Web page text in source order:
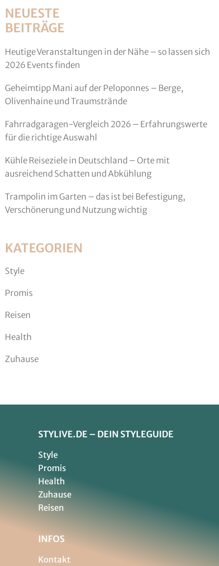
NEUESTE
BEITRÄGE
Heutige Veranstaltungen in der Nähe – so lassen sich
2026 Events finden
Geheimtipp Mani auf der Peloponnes – Berge,
Olivenhaine und Traumstrände
Fahrradgaragen-Vergleich 2026 – Erfahrungswerte
für die richtige Auswahl
Kühle Reiseziele in Deutschland – Orte mit
ausreichend Schatten und Abkühlung
Trampolin im Garten – das ist bei Befestigung,
Verschönerung und Nutzung wichtig
KATEGORIEN
Style
Promis
Reisen
Health
Zuhause
STYLIVE.DE – DEIN STYLEGUIDE
Style
Promis
Health
Zuhause
Reisen
INFOS
Kontakt